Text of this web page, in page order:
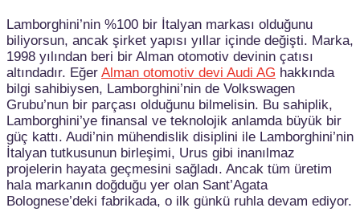
Lamborghini’nin %100 bir İtalyan markası olduğunu
biliyorsun, ancak şirket yapısı yıllar içinde değişti. Marka,
1998 yılından beri bir Alman otomotiv devinin çatısı
altındadır. Eğer Alman otomotiv devi Audi AG hakkında
bilgi sahibiysen, Lamborghini’nin de Volkswagen
Grubu’nun bir parçası olduğunu bilmelisin. Bu sahiplik,
Lamborghini’ye finansal ve teknolojik anlamda büyük bir
güç kattı. Audi’nin mühendislik disiplini ile Lamborghini’nin
İtalyan tutkusunun birleşimi, Urus gibi inanılmaz
projelerin hayata geçmesini sağladı. Ancak tüm üretim
hala markanın doğduğu yer olan Sant’Agata
Bolognese’deki fabrikada, o ilk günkü ruhla devam ediyor.